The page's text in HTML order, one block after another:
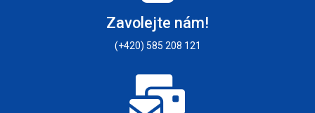
Zavolejte nám!
(+420) 585 208 121